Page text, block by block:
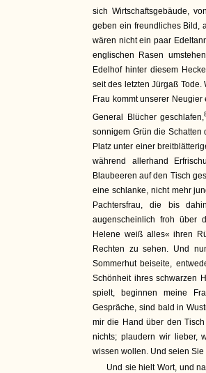
sich Wirtschaftsgebäude,
geben ein freundliches Bild,
wären nicht ein paar
englischen Rasen
Edelhof hinter diesem
seit des letzten Jürgaß
Frau kommt unserer
General Blücher geschlafen,
sonnigem Grün die
Platz unter einer
während allerhand
Blaubeeren auf den Tisch
eine schlanke, nicht mehr
Pachtersfrau, die bis
augenscheinlich froh über
Helene weiß alles« ihren
Rechten zu sehen. Und
Sommerhut beiseite,
Schönheit ihres schwarzen
spielt, beginnen meine
Gespräche, sind bald in
mir die Hand über den
nichts; plaudern wir lieber,
wissen wollen. Und seien Sie
Und sie hielt Wort, und